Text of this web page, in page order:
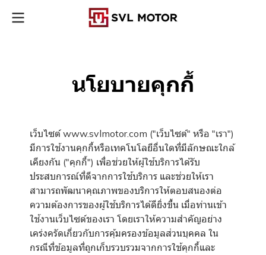
นโยบายคุกกี้
เว็บไซต์ www.svlmotor.com ("เว็บไซต์" หรือ "เรา")
มีการใช้งานคุกกี้หรือเทคโนโลยีอื่นใดที่มีลักษณะใกล้
เคียงกัน ("คุกกี้") เพื่อช่วยให้ผู้ใช้บริการได้รับ
ประสบการณ์ที่ดีจากการใช้บริการ และช่วยให้เรา
สามารถพัฒนาคุณภาพของบริการให้ตอบสนองต่อ
ความต้องการของผู้ใช้บริการได้ดียิ่งขึ้น เมื่อท่านเข้า
ใช้งานเว็บไซต์ของเรา โดยเราให้ความสำคัญอย่าง
เคร่งครัดเกี่ยวกับการคุ้มครองข้อมูลส่วนบุคคล ใน
กรณีที่ข้อมูลที่ถูกเก็บรวบรวมจากการใช้คุกกี้และ